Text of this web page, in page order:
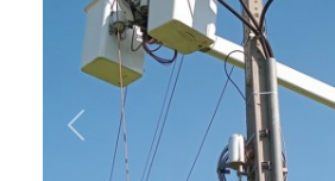
Previous